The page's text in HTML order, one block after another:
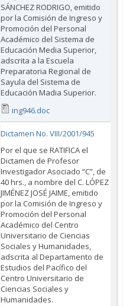
SÁNCHEZ RODRIGO, emitido
por la Comisión de Ingreso y
Promoción del Personal
Académico del Sistema de
Educación Media Superior,
adscrita a la Escuela
Preparatoria Regional de
Sayula del Sistema de
Educación Madia Superior.
ing946.doc
Dictamen No. VIII/2001/945
Por el que se RATIFICA el
Dictamen de Profesor
Investigador Asociado “C”, de
40 hrs., a nombre del C. LÓPEZ
JIMÉNEZ JOSÉ JAIME, emitido
por la Comisión de Ingreso y
Promoción del Personal
Académico del Centro
Universitario de Ciencias
Sociales y Humanidades,
adscrita al Departamento de
Estudios del Pacífico del
Centro Universitario de
Ciencias Sociales y
Humanidades.